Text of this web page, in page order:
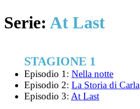
Serie: At Last
STAGIONE 1
Episodio 1: Nella notte
Episodio 2: La Storia di Carla
Episodio 3: At Last